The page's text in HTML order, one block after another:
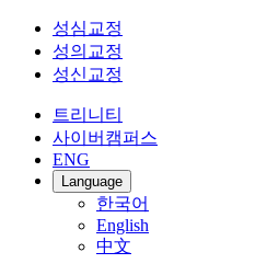
성심교정
성의교정
성신교정
트리니티
사이버캠퍼스
ENG
Language
한국어
English
中文